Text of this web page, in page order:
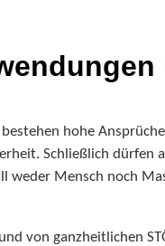
hohe
Schließlich dürfen
weder Mensch noch
von ganzheitlichen